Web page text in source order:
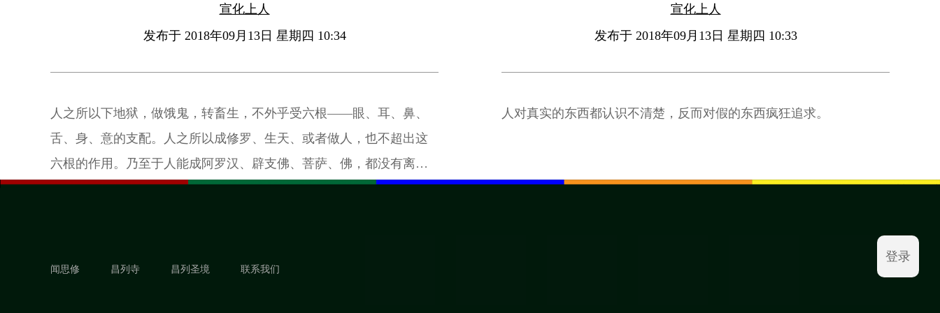
宣化上人
发布于 2018年09月13日 星期四 10:34
人之所以下地狱，做饿鬼，转畜生，不外乎受六根——眼、耳、鼻、
舌、身、意的支配。人之所以成修罗、生天、或者做人，也不超出这
六根的作用。乃至于人能成阿罗汉、辟支佛、菩萨、佛，都没有离开
这六根。这六根为什么有这么大的力量，甚至于人生天堂、堕地狱也
宣化上人
发布于 2018年09月13日 星期四 10:33
人对真实的东西都认识不清楚，反而对假的东西疯狂追求。
闻思修 昌列寺 昌列圣境 联系我们
登录